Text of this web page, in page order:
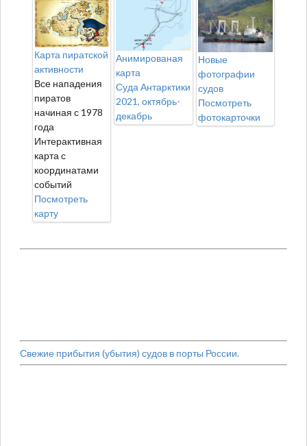
Карта пиратской
активности
Все нападения
пиратов
начиная с 1978
года
Интерактивная
карта с
координатами
событий
Посмотреть
карту
Анимированая
карта
Суда Антарктики
2021, октябрь-
декабрь
Новые
фотографии
судов
Посмотреть
фотокарточки
Свежие прибытия (убытия) судов в порты России.